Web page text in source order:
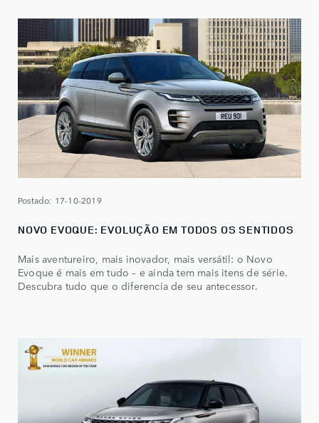
Postado: 17-10-2019
NOVO EVOQUE: EVOLUÇÃO EM TODOS OS SENTIDOS
Mais aventureiro, mais inovador, mais versátil: o Novo
Evoque é mais em tudo – e ainda tem mais itens de série.
Descubra tudo que o diferencia de seu antecessor.